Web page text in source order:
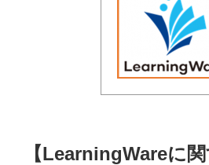
【LearningWareに